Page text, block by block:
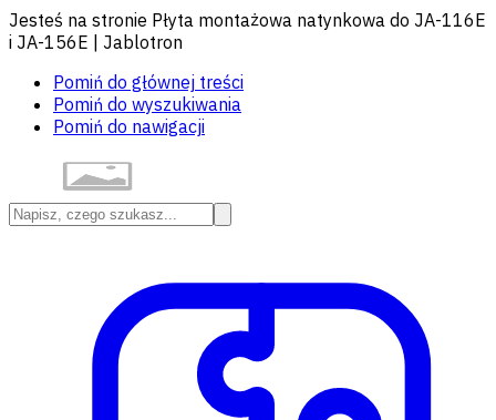
Jesteś na stronie Płyta montażowa natynkowa do JA-116E
i JA-156E | Jablotron
Pomiń do głównej treści
Pomiń do wyszukiwania
Pomiń do nawigacji